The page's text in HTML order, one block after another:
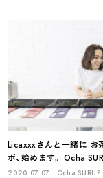
Licaxxxさんと一緒に お
ボ、始めます。 Ocha
2020.07.07
Ocha